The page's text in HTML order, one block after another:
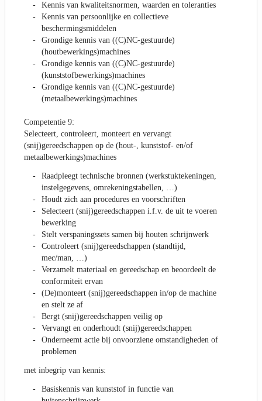
Kennis van kwaliteitsnormen, waarden en toleranties
Kennis van persoonlijke en collectieve
beschermingsmiddelen
Grondige kennis van ((C)NC-gestuurde)
(houtbewerkings)machines
Grondige kennis van ((C)NC-gestuurde)
(kunststofbewerkings)machines
Grondige kennis van ((C)NC-gestuurde)
(metaalbewerkings)machines
Competentie 9:
Selecteert, controleert, monteert en vervangt
(snij)gereedschappen op de (hout-, kunststof- en/of
metaalbewerkings)machines
Raadpleegt technische bronnen (werkstuktekeningen,
instelgegevens, omrekeningstabellen, …)
Houdt zich aan procedures en voorschriften
Selecteert (snij)gereedschappen i.f.v. de uit te voeren
bewerking
Stelt verspaningssets samen bij houten schrijnwerk
Controleert (snij)gereedschappen (standtijd,
mec/man, …)
Verzamelt materiaal en gereedschap en beoordeelt de
conformiteit ervan
(De)monteert (snij)gereedschappen in/op de machine
en stelt ze af
Bergt (snij)gereedschappen veilig op
Vervangt en onderhoudt (snij)gereedschappen
Onderneemt actie bij onvoorziene omstandigheden of
problemen
met inbegrip van kennis:
Basiskennis van kunststof in functie van